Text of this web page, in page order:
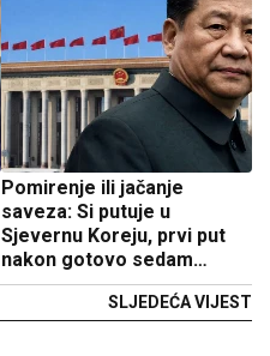
Pomirenje ili jačanje
saveza: Si putuje u
Sjevernu Koreju, prvi put
nakon gotovo sedam
godina
SLJEDEĆA VIJEST